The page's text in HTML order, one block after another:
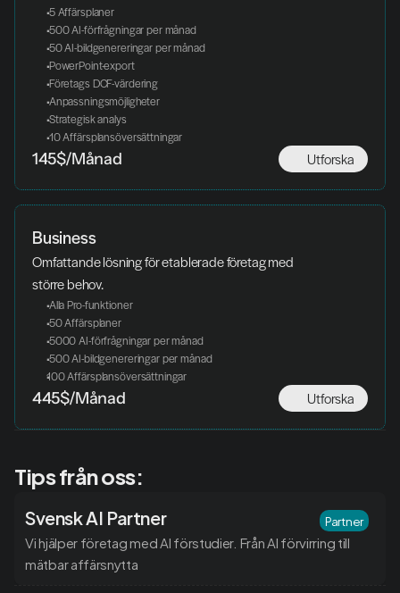
5 Affärsplaner
500 AI-förfrågningar per månad
50 AI-bildgenereringar per månad
PowerPoint-export
Företags DCF-värdering
Anpassningsmöjligheter
Strategisk analys
10 Affärsplansöversättningar
Utforska
145$/Månad
Business
Omfattande lösning för etablerade företag med
större behov.
Alla Pro-funktioner
50 Affärsplaner
5000 AI-förfrågningar per månad
500 AI-bildgenereringar per månad
100 Affärsplansöversättningar
Utforska
445$/Månad
Tips från oss:
Svensk AI Partner
Vi hjälper företag med AI förstudier. Från AI förvirring till
mätbar affärsnytta
Partner